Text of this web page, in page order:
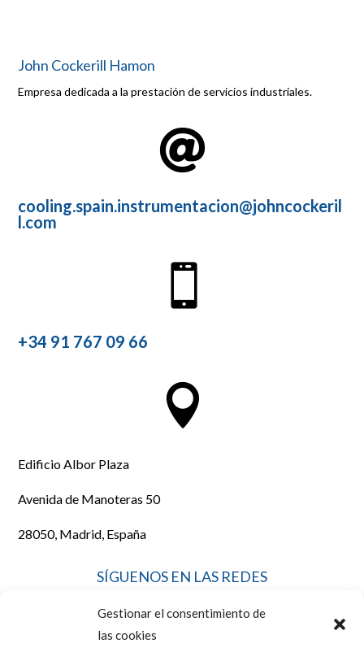
Gestionar el consentimiento de
las cookies
John Cockerill Hamon
Empresa dedicada a la prestación de servicios industriales.

cooling.spain.instrumentacion@johncockeril
l.com

+34 91 767 09 66

Edificio Albor Plaza
Avenida de Manoteras 50
28050, Madrid, España
SÍGUENOS EN LAS REDES